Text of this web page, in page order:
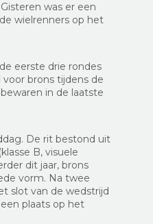
was er een
wielrenners op het
eerste drie rondes
brons tijdens de
in de laatste
De rit bestond uit
(klasse B, visuele
dit jaar, brons
vorm. Na twee
slot van de wedstrijd
plaats op het